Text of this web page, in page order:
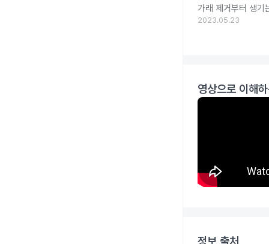
가래 제거부터 생기
2023.05.23
영상으로 이해
정보 출처